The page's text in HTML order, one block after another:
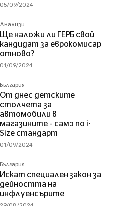
05/09/2024
Анализи
Ще наложи ли ГЕРБ свой
кандидат за еврокомисар
отново?
01/09/2024
България
От днес детските
столчета за
автомобили в
магазините – само по i-
Size стандарт
01/09/2024
България
Искат специален закон за
дейността на
инфлуенсърите